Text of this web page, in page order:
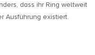
dass ihr Ring weltweit
Ausführung existiert.